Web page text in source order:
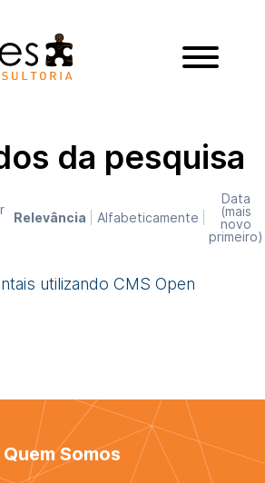
da pesquisa
Relevância Alfabeticamente
Data
(mais
novo
primeiro)
utilizando CMS Open
Quem Somos